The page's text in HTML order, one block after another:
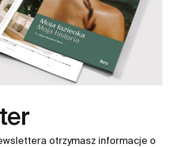
otrzymasz informacje o